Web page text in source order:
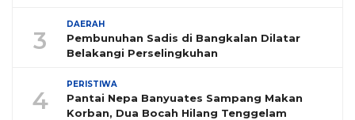
3
DAERAH
Pembunuhan Sadis di Bangkalan Dilatar
Belakangi Perselingkuhan
4
PERISTIWA
Pantai Nepa Banyuates Sampang Makan
Korban, Dua Bocah Hilang Tenggelam